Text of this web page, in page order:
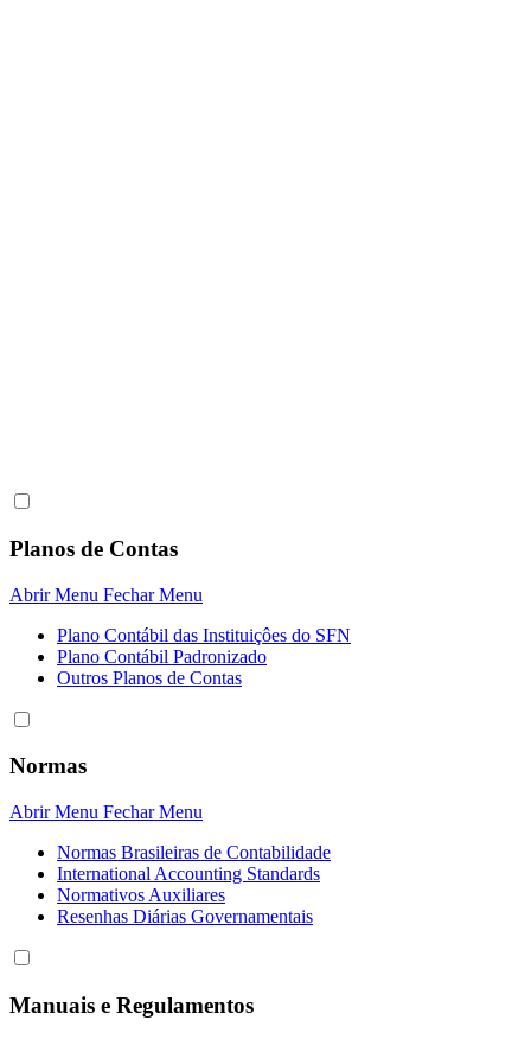
Planos de Contas
Abrir Menu Fechar Menu
Plano Contábil das Instituiçôes do SFN
Plano Contábil Padronizado
Outros Planos de Contas
Normas
Abrir Menu Fechar Menu
Normas Brasileiras de Contabilidade
International Accounting Standards
Normativos Auxiliares
Resenhas Diárias Governamentais
Manuais e Regulamentos